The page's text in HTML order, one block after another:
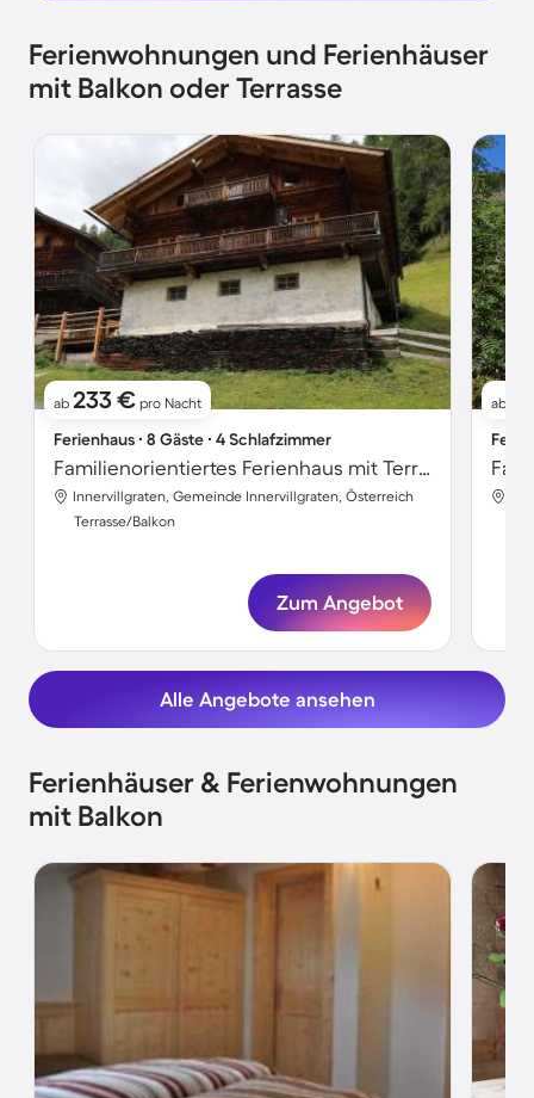
Ferienwohnungen und Ferienhäuser
mit Balkon oder Terrasse
ab 233 € pro Nacht
Ferienhaus ∙ 8 Gäste ∙ 4 Schlafzimmer
Familienorientiertes Ferienhaus mit Terrasse, Garten und Grill
Innervillgraten, Gemeinde Innervillgraten, Österreich
Terrasse/Balkon
Zum Angebot
ab
Alle Angebote ansehen
Ferienhäuser & Ferienwohnungen
mit Balkon